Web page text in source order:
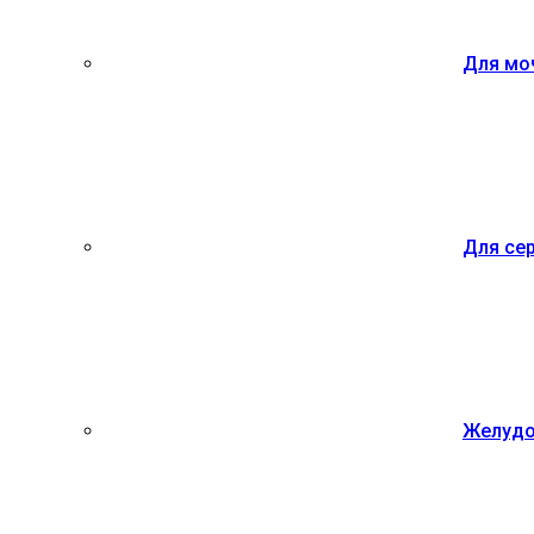
Для
Для